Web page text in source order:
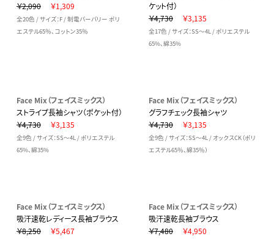
￥2,090
￥1,309
全20色 / サイズ：F / 制電バーバリー ポリ
エステル65％、コットン35％
ケット付）
￥4,730
￥3,135
全17色 / サイズ：SS～4L / ポリエステル
65%、綿35%
Face Mix（フェイスミックス）
ストライプ長袖シャツ（ポケット付）
￥4,730
￥3,135
全9色 / サイズ：SS～4L / ポリエステル
65%、綿35%
Face Mix（フェイスミックス）
グラフチェック長袖シャツ
￥4,730
￥3,135
全9色 / サイズ：SS～4L / オックスCK（ポリ
エステル65％、綿35％）
Face Mix（フェイスミックス）
吸汗速乾レディース長袖ブラウス
￥8,250
￥5,467
Face Mix（フェイスミックス）
吸汗速乾長袖ブラウス
￥7,480
￥4,950